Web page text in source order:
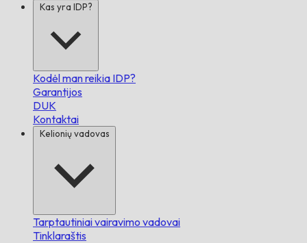
Kas yra IDP?
Kodėl man reikia IDP?
Garantijos
DUK
Kontaktai
Kelionių vadovas
Tarptautiniai vairavimo vadovai
Tinklaraštis